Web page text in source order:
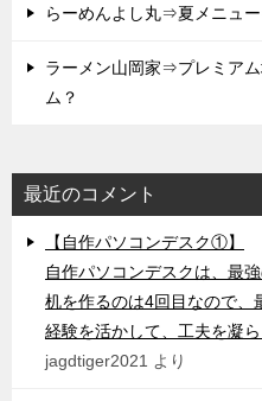
らーめんよし丸⇒夏メニュ
ラーメン山岡家⇒プレミア
ム？
最近のコメント
【自作パソコンデスク①】
自作パソコンデスクは、最
机を作るのは4回目なので、
経験を活かして、工夫を凝
jagdtiger2021 より